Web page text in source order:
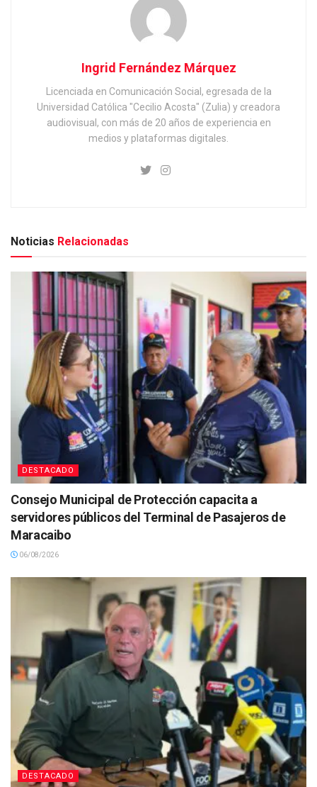
Ingrid Fernández Márquez
Licenciada en Comunicación Social, egresada de la
Universidad Católica "Cecilio Acosta" (Zulia) y creadora
audiovisual, con más de 20 años de experiencia en
medios y plataformas digitales.
Noticias Relacionadas
DESTACADO
Consejo Municipal de Protección capacita a
servidores públicos del Terminal de Pasajeros de
Maracaibo
06/08/2026
DESTACADO